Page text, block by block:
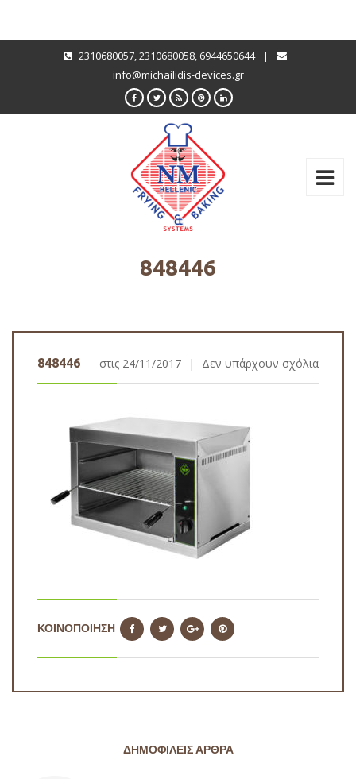
2310680057,2310680058, 6944650644
|
info@michailidis-devices.gr
848446
848446 στις 24/11/2017 | Δεν υπάρχουν σχόλια
ΚΟΙΝΟΠΟΙΗΣΗ
ΔΗΜΟΦΙΛΕΊΣ ΆΡΘΡΑ